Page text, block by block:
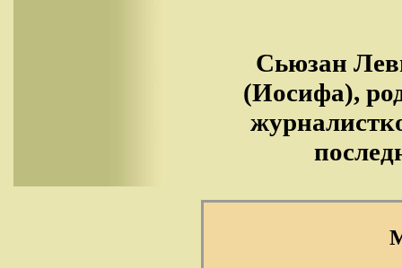
Сьюзан
(Иосифа),